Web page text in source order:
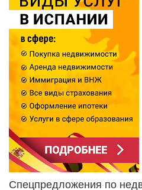
Спецпредложения по